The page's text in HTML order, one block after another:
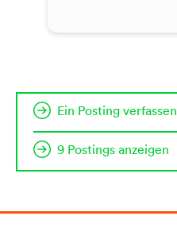
Ein Posting verfassen
9 Postings anzeigen